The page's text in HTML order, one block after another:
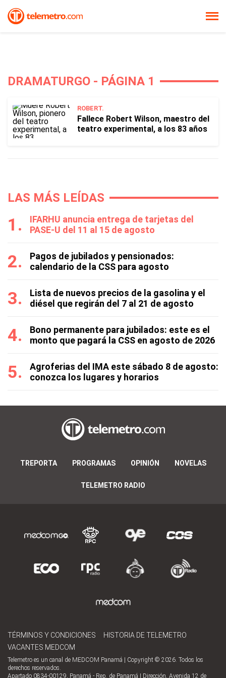
DRAMATURGO - PÁGINA 1
ROBERT.
Fallece Robert Wilson, maestro del
teatro experimental, a los 83 años
LAS MÁS LEÍDAS
IFARHU anuncia entrega de tarjetas del
PASE-U del 11 al 15 de agosto
Pagos de jubilados y pensionados:
calendario de la CSS para agosto
Lista de nuevos precios de la gasolina y el
diésel que regirán del 7 al 21 de agosto
Bono permanente para jubilados: este es el
monto que pagará la CSS en agosto de 2026
Agroferias del IMA este sábado 8 de agosto:
conozca los lugares y horarios
TREPORTA PROGRAMAS OPINIÓN NOVELAS
TELEMETRO RADIO
TÉRMINOS Y CONDICIONES
HISTORIA DE TELEMETRO
VACANTES MEDCOM
Telemetro es un canal de MEDCOM Panamá | Copyright © 2026. Todos los
derechos reservados.
Apartado 0834-00129, Panamá - Rep. de Panamá | Dirección, Avenida 12 de